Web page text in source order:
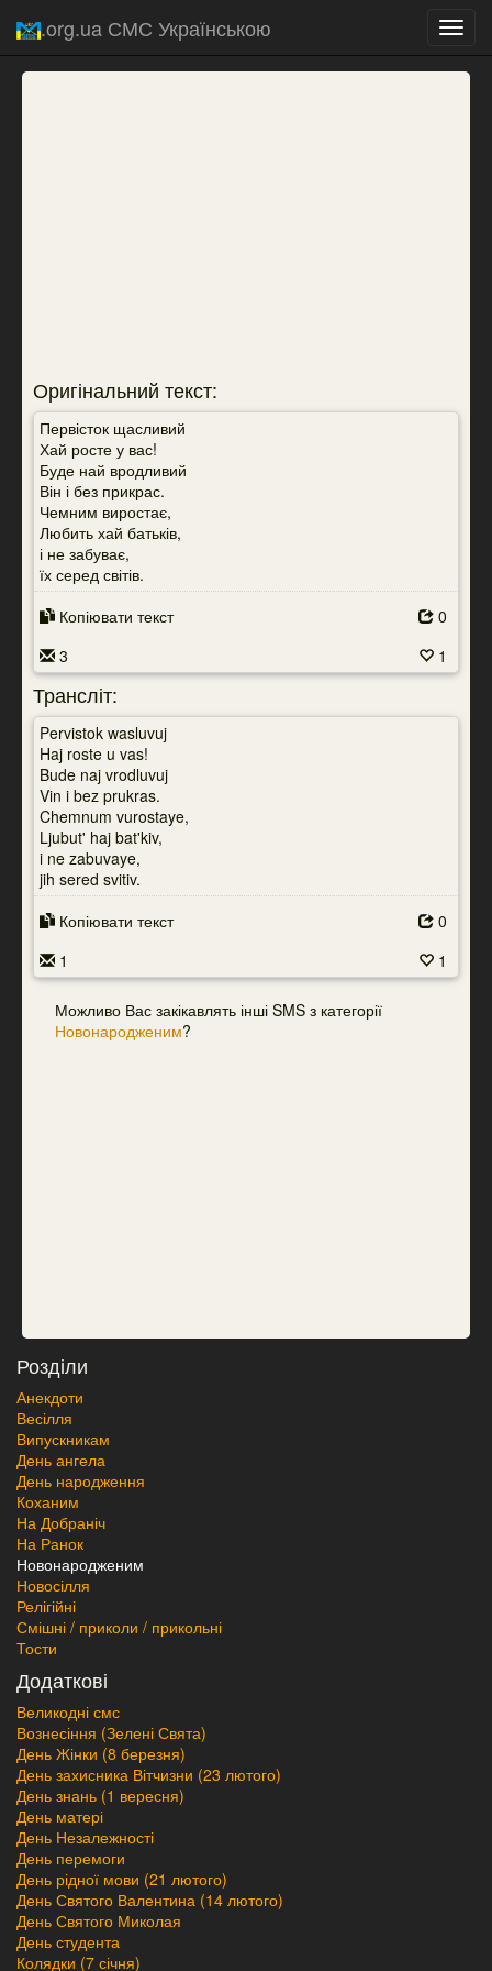
.org.ua СМС Українською
Оригінальний текст:
Первісток щасливий
Хай росте у вас!
Буде най вродливий
Він і без прикрас.
Чемним виростає,
Любить хай батьків,
і не забуває,
їх серед світів.
Копіювати текст
0
3
1
Трансліт:
Pervistok wasluvuj
Haj roste u vas!
Bude naj vrodluvuj
Vin i bez prukras.
Chemnum vurostaye,
Ljubut' haj bat'kiv,
i ne zabuvaye,
jih sered svitiv.
Копіювати текст
0
1
1
Можливо Вас закікавлять інші SMS з категорії
Новонародженим?
Розділи
Анекдоти
Весілля
Випускникам
День ангела
День народження
Коханим
На Добраніч
На Ранок
Новонародженим
Новосілля
Релігійні
Смішні / приколи / прикольні
Тости
Додаткові
Великодні смс
Вознесіння (Зелені Свята)
День Жінки (8 березня)
День захисника Вітчизни (23 лютого)
День знань (1 вересня)
День матері
День Незалежності
День перемоги
День рідної мови (21 лютого)
День Святого Валентина (14 лютого)
День Святого Миколая
День студента
Колядки (7 січня)